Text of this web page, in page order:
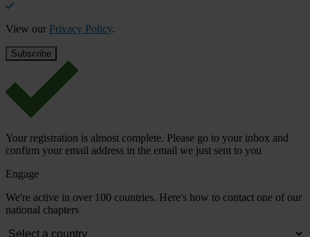
View our Privacy Policy.
Your registration is almost complete. Please go to your inbox and
confirm your email address in the email we just sent to you
Engage
We're active in over 100 countries. Here's how to contact one of our
national chapters